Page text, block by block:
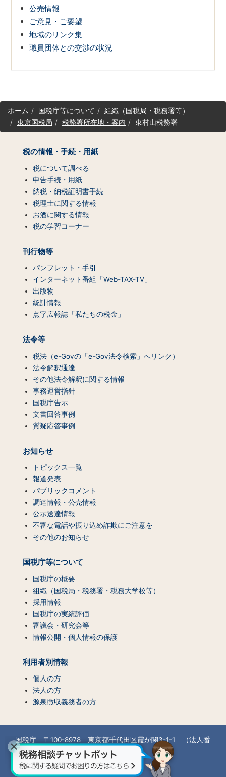
公売情報
ご意見・ご要望
地域のリンク集
職員団体との交渉の状況
サ
イホーム 国税庁等について
組織（国税局・税務署等）
東京国税局
税務署所在地・案内 東村山税務署
税の情報・手続・用紙
税について調べる
申告手続・用紙
納税・納税証明書手続
税理士に関する情報
お酒に関する情報
税の学習コーナー
刊行物等
パンフレット・手引
インターネット番組「Web-TAX-TV」
出版物
統計情報
点字広報誌「私たちの税金」
法令等
税法（e-Govの「e-Gov法令検索」へリンク）
法令解釈通達
その他法令解釈に関する情報
事務運営指針
国税庁告示
文書回答事例
質疑応答事例
お知らせ
トピックス一覧
報道発表
パブリックコメント
調達情報・公売情報
公示送達情報
不審な電話や振り込め詐欺にご注意を
その他のお知らせ
国税庁等について
国税庁の概要
組織（国税局・税務署・税務大学校等）
採用情報
国税庁の実績評価
審議会・研究会等
情報公開・個人情報の保護
利用者別情報
個人の方
法人の方
源泉徴収義務者の方
国税庁 〒100-8978 東京都千代田区霞が関3-1-1 （法人番
号7000012050002）
所在地情報